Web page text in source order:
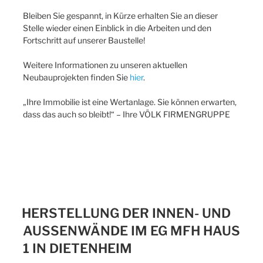
Bleiben Sie gespannt, in Kürze erhalten Sie an dieser
Stelle wieder einen Einblick in die Arbeiten und den
Fortschritt auf unserer Baustelle!
Weitere Informationen zu unseren aktuellen
Neubauprojekten finden Sie hier.
„Ihre Immobilie ist eine Wertanlage. Sie können erwarten,
dass das auch so bleibt!“ – Ihre VÖLK FIRMENGRUPPE
HERSTELLUNG DER INNEN- UND
AUSSENWÄNDE IM EG MFH HAUS 1
IN DIETENHEIM